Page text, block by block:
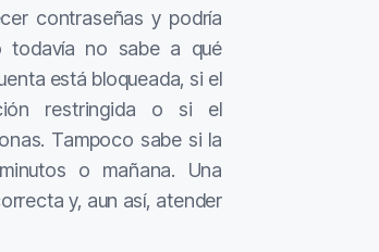
contraseñas y podría
todavía no sabe a qué
está bloqueada, si el
restringida o si el
Tampoco sabe si la
o mañana. Una
y, aun así, atender